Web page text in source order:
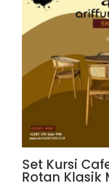
Set Kursi
Rotan Klasik